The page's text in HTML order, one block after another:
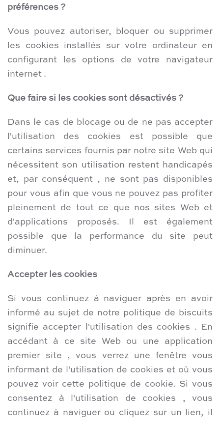
préférences ?
Vous pouvez autoriser, bloquer ou supprimer
les cookies installés sur votre ordinateur en
configurant les options de votre navigateur
internet .
Que faire si les cookies sont désactivés ?
Dans le cas de blocage ou de ne pas accepter
l'utilisation des cookies est possible que
certains services fournis par notre site Web qui
nécessitent son utilisation restent handicapés
et, par conséquent , ne sont pas disponibles
pour vous afin que vous ne pouvez pas profiter
pleinement de tout ce que nos sites Web et
d'applications proposés. Il est également
possible que la performance du site peut
diminuer.
Accepter les cookies
Si vous continuez à naviguer après en avoir
informé au sujet de notre politique de biscuits
signifie accepter l'utilisation des cookies . En
accédant à ce site Web ou une application
premier site , vous verrez une fenêtre vous
informant de l'utilisation de cookies et où vous
pouvez voir cette politique de cookie. Si vous
consentez à l'utilisation de cookies , vous
continuez à naviguer ou cliquez sur un lien, il